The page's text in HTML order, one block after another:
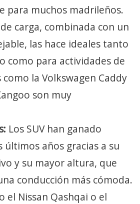
para muchos madrileños.
carga, combinada con un
las hace ideales tanto
como para actividades de
la Volkswagen Caddy
son muy
Los SUV han ganado
años gracias a su
y su mayor altura, que
conducción más cómoda.
el Nissan Qashqai o el